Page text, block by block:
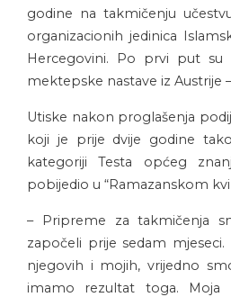
godine na takmičenju
organizacionih jedinica
Hercegovini. Po prvi put su
mektepske nastave iz Austrije
Utiske nakon proglašenja
koji je prije dvije godine
kategoriji Testa općeg
pobijedio u “Ramazanskom
– Pripreme za takmičenja
započeli prije sedam
njegovih i mojih, vrijedno
imamo rezultat toga. Moja